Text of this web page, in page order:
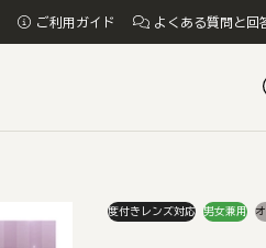
ご利用ガイド よくある質問と回
度付きレンズ対応 男女兼用